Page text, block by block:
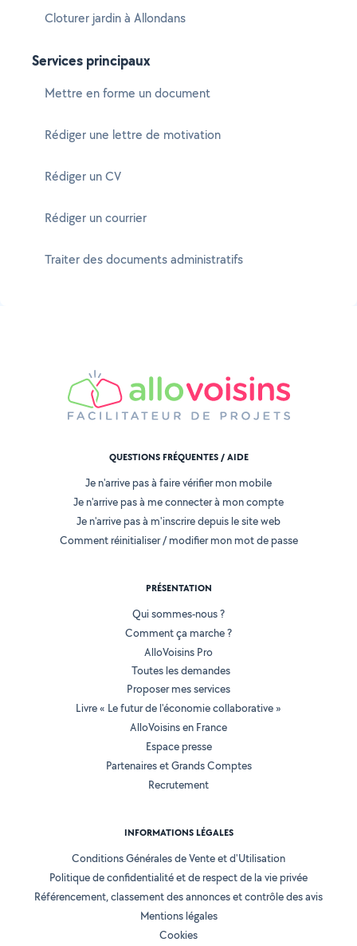
Cloturer jardin à Allondans
Services principaux
Mettre en forme un document
Rédiger une lettre de motivation
Rédiger un CV
Rédiger un courrier
Traiter des documents administratifs
QUESTIONS FRÉQUENTES / AIDE
Je n'arrive pas à faire vérifier mon mobile
Je n'arrive pas à me connecter à mon compte
Je n'arrive pas à m'inscrire depuis le site web
Comment réinitialiser / modifier mon mot de passe
PRÉSENTATION
Qui sommes-nous ?
Comment ça marche ?
AlloVoisins Pro
Toutes les demandes
Proposer mes services
Livre « Le futur de l'économie collaborative »
AlloVoisins en France
Espace presse
Partenaires et Grands Comptes
Recrutement
INFORMATIONS LÉGALES
Conditions Générales de Vente et d'Utilisation
Politique de confidentialité et de respect de la vie privée
Référencement, classement des annonces et contrôle des avis
Mentions légales
Cookies